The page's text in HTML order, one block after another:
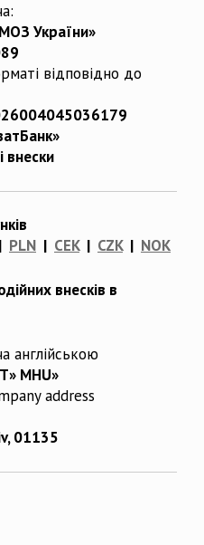
України»
відповідно до
внески
PLN | CEK| CZK| NOK
внесків в
англійською
MHU»
address
01135